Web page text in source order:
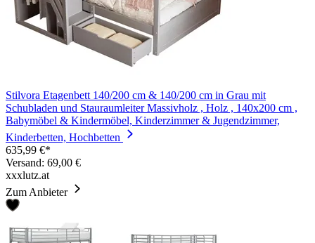
Stilvora Etagenbett 140/200 cm & 140/200 cm in Grau mit
Schubladen und Stauraumleiter Massivholz , Holz , 140x200 cm ,
Babymöbel & Kindermöbel, Kinderzimmer & Jugendzimmer,
Kinderbetten, Hochbetten
635,99 €*
Versand: 69,00 €
xxxlutz.at
Zum Anbieter